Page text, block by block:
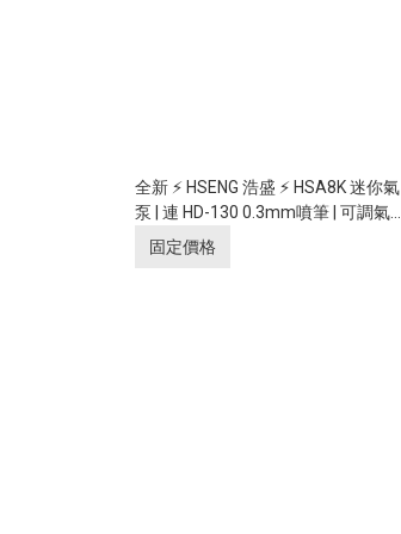
全新 ⚡ HSENG 浩盛 ⚡ HSA8K 迷你氣
泵 | 連 HD-130 0.3mm噴筆 | 可調氣壓
| 自動停機 | 可另購外置12V充電池使
固定價格